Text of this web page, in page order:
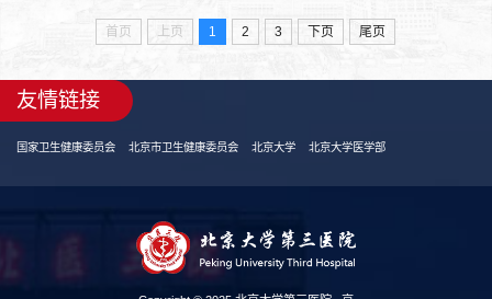
首页 上页 1 2 3 下页 尾页
友情链接
国家卫生健康委员会 北京市卫生健康委员会 北京大学 北京大学医学部